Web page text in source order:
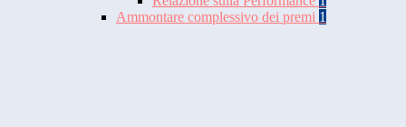
Ammontare complessivo dei premi 1